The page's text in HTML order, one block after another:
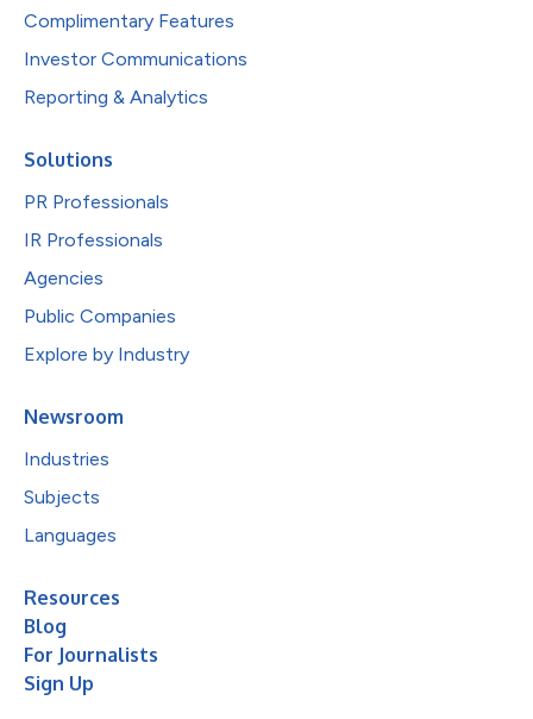
Complimentary Features
Investor Communications
Reporting & Analytics
Solutions
PR Professionals
IR Professionals
Agencies
Public Companies
Explore by Industry
Newsroom
Industries
Subjects
Languages
Resources
Blog
For Journalists
Sign Up